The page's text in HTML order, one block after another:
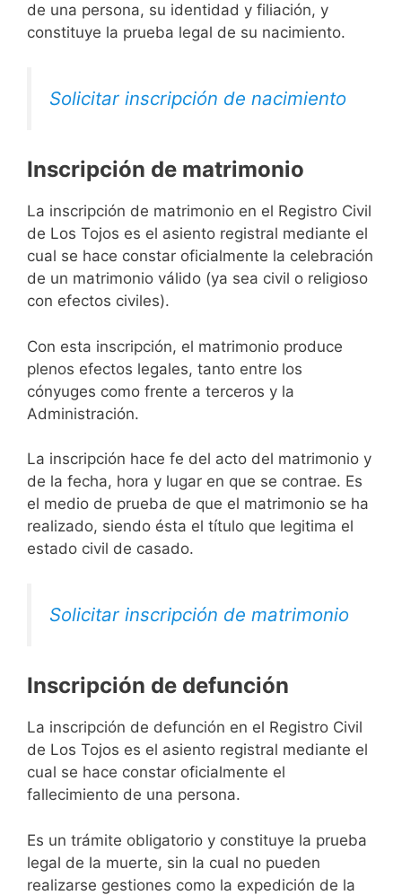
de una persona, su identidad y filiación, y
constituye la prueba legal de su nacimiento.
Solicitar inscripción de nacimiento
Inscripción de matrimonio
La inscripción de matrimonio en el Registro Civil
de Los Tojos es el asiento registral mediante el
cual se hace constar oficialmente la celebración
de un matrimonio válido (ya sea civil o religioso
con efectos civiles).
Con esta inscripción, el matrimonio produce
plenos efectos legales, tanto entre los
cónyuges como frente a terceros y la
Administración.
La inscripción hace fe del acto del matrimonio y
de la fecha, hora y lugar en que se contrae. Es
el medio de prueba de que el matrimonio se ha
realizado, siendo ésta el título que legitima el
estado civil de casado.
Solicitar inscripción de matrimonio
Inscripción de defunción
La inscripción de defunción en el Registro Civil
de Los Tojos es el asiento registral mediante el
cual se hace constar oficialmente el
fallecimiento de una persona.
Es un trámite obligatorio y constituye la prueba
legal de la muerte, sin la cual no pueden
realizarse gestiones como la expedición de la